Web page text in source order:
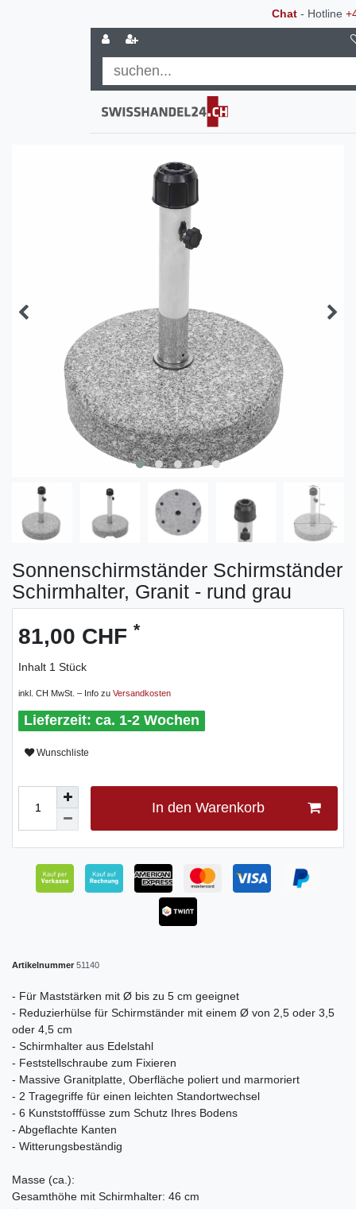
Chat- Hotline
Sonnenschirmständer Schirmständer
Schirmhalter, Granit - rund grau
81,00 CHF *
Inhalt 1 Stück
inkl. CH MwSt. – Info zu Versandkosten
ca. 1-2 Wochen
Wunschliste
In den Warenkorb
Artikelnummer 51140
- Für Maststärken mit Ø bis zu 5 cm geeignet
- Reduzierhülse für Schirmständer mit einem Ø von 2,5 oder 3,5
oder 4,5 cm
- Schirmhalter aus Edelstahl
- Feststellschraube zum Fixieren
- Massive Granitplatte, Oberfläche poliert und marmoriert
- 2 Tragegriffe für einen leichten Standortwechsel
- 6 Kunststofffüsse zum Schutz Ihres Bodens
- Abgeflachte Kanten
- Witterungsbeständig
Masse (ca.):
Gesamthöhe mit Schirmhalter: 46 cm